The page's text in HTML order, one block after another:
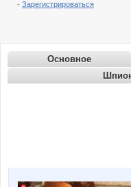
- Зарегистрироваться
Основное